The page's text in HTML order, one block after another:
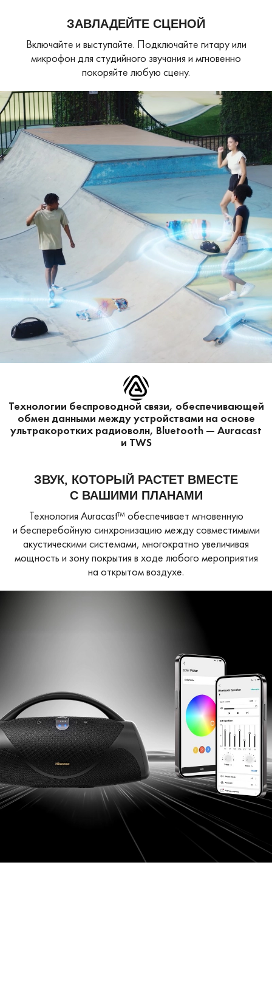
ЗАВЛАДЕЙТЕ СЦЕНОЙ
Включайте и выступайте. Подключайте гитаруили
микрофон для студийного звучания и мгновенно
покоряйте любую сцену.
Технологии беспроводной связи, обеспечивающей
обмен данными между устройствами на основе
ультракоротких радиоволн, Bluetooth — Auracast
и TWS
ЗВУК, КОТОРЫЙ РАСТЕТ ВМЕСТЕ
С ВАШИМИ ПЛАНАМИ
Технология Auracast™ обеспечивает мгновенную
и бесперебойную синхронизацию между совместимыми
акустическими системами, многократно увеличивая
мощность и зону покрытия в ходе любого мероприятия
на открытом воздухе.